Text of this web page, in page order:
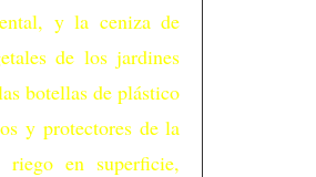
y la ceniza de
de los jardines
botellas de plástico
y protectores de la
riego en superficie,